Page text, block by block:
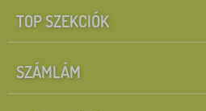
TOP SZEKCIÓK
SZÁMLÁM